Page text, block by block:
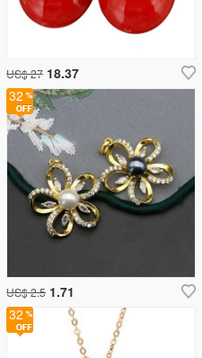
US$ 27 18.37
32
US$ 2.5 1.71
32